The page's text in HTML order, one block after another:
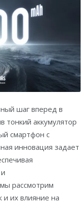
шаг вперед в
тонкий аккумулятор
смартфон с
инновация задает
рассмотрим
и их влияние на